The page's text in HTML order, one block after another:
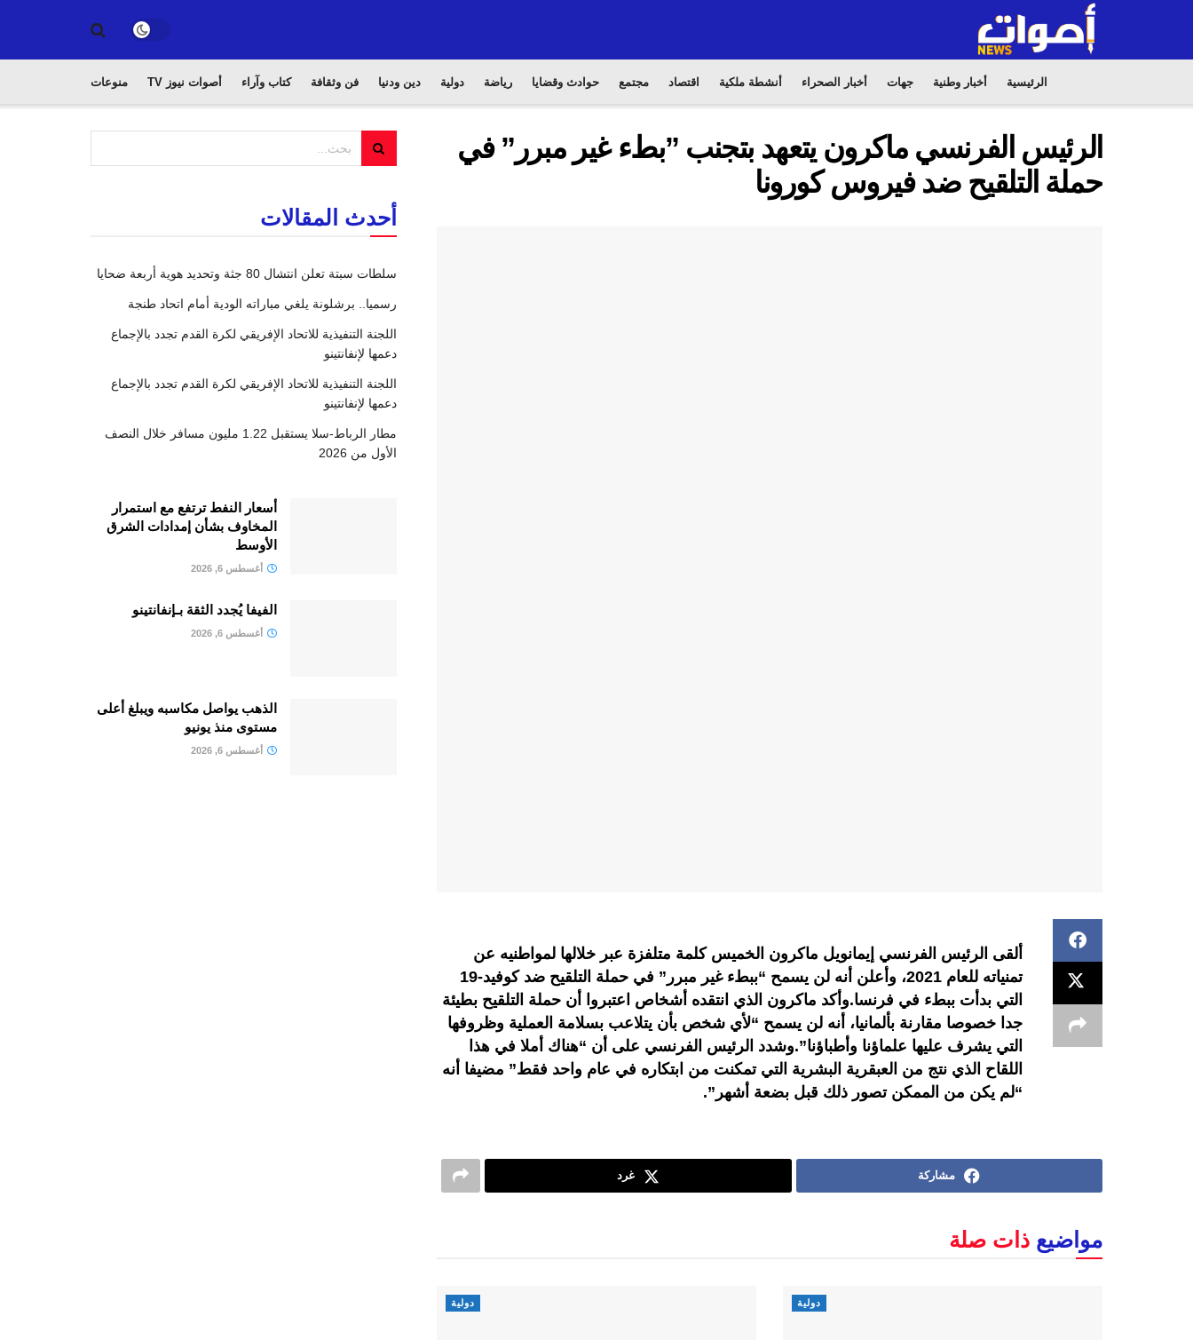
الرئيسية أخبار وطنية جهات أخبار الصحراء أنشطة ملكية اقتصاد مجتمع حوادث وقضايا رياضة دولية دين ودنيا فن وثقافة كتاب وآراء أصوات نيوز TV منوعات
الرئيس الفرنسي ماكرون يتعهد بتجنب ”بطء غير مبرر” في
حملة التلقيح ضد فيروس كورونا
ألقى الرئيس الفرنسي إيمانويل ماكرون الخميس كلمة متلفزة عبر خلالها لمواطنيه عن
تمنياته للعام 2021، وأعلن أنه لن يسمح “ببطء غير مبرر” في حملة التلقيح ضد كوفيد-19
التي بدأت ببطء في فرنسا.وأكد ماكرون الذي انتقده أشخاص اعتبروا أن حملة التلقيح بطيئة
جدا خصوصا مقارنة بألمانيا، أنه لن يسمح “لأي شخص بأن يتلاعب بسلامة العملية وظروفها
التي يشرف عليها علماؤنا وأطباؤنا”.وشدد الرئيس الفرنسي على أن “هناك أملا في هذا
اللقاح الذي نتج من العبقرية البشرية التي تمكنت من ابتكاره في عام واحد فقط” مضيفا أنه
“لم يكن من الممكن تصور ذلك قبل بضعة أشهر”.
مشاركة غرد
مواضيع ذات صلة
دولية دولية
أحدث المقالات
سلطات سبتة تعلن انتشال 80 جثة وتحديد هوية أربعة ضحايا
رسميا.. برشلونة يلغي مباراته الودية أمام اتحاد طنجة
اللجنة التنفيذية للاتحاد الإفريقي لكرة القدم تجدد بالإجماع
دعمها لإنفانتينو
اللجنة التنفيذية للاتحاد الإفريقي لكرة القدم تجدد بالإجماع
دعمها لإنفانتينو
مطار الرباط-سلا يستقبل 1.22 مليون مسافر خلال النصف
الأول من 2026
أسعار النفط ترتفع مع استمرار
المخاوف بشأن إمدادات الشرق
الأوسط
أغسطس 6, 2026
الفيفا يُجدد الثقة بـإنفانتينو
أغسطس 6, 2026
الذهب يواصل مكاسبه ويبلغ أعلى
مستوى منذ يونيو
أغسطس 6, 2026